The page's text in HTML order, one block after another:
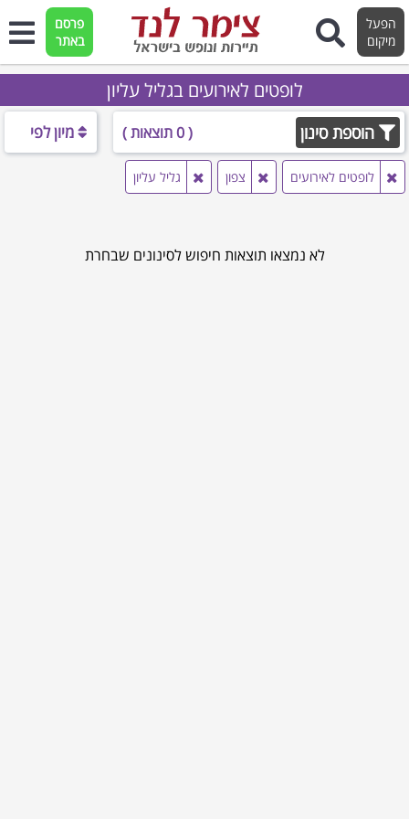
הפעל
מיקום
פרסם
באתר
לופטים לאירועים בגליל עליון
הוספת סינון ( 0 תוצאות ) מיון לפי
לופטים לאירועים צפון גליל עליון
לא נמצאו תוצאות חיפוש לסינונים שבחרת